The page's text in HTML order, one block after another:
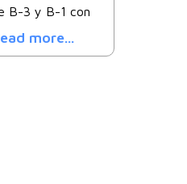
B-3 y B-1 con
more...